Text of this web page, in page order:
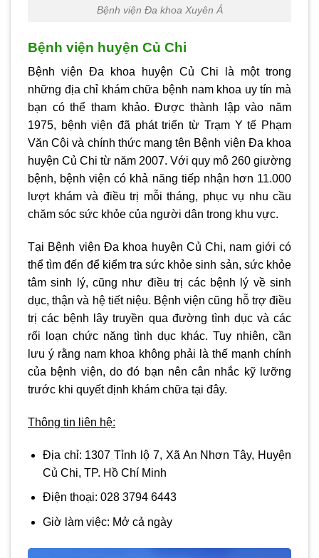
Bệnh viện Đa khoa Xuyên Á
Bệnh viện huyện Củ Chi
Bệnh viện Đa khoa huyện Củ Chi là một trong
những địa chỉ khám chữa bệnh nam khoa uy tín mà
bạn có thể tham khảo. Được thành lập vào năm
1975, bệnh viện đã phát triển từ Trạm Y tế Phạm
Văn Cội và chính thức mang tên Bệnh viện Đa khoa
huyện Củ Chi từ năm 2007. Với quy mô 260 giường
bệnh, bệnh viện có khả năng tiếp nhận hơn 11.000
lượt khám và điều trị mỗi tháng, phục vụ nhu cầu
chăm sóc sức khỏe của người dân trong khu vực.
Tại Bệnh viện Đa khoa huyện Củ Chi, nam giới có
thể tìm đến để kiểm tra sức khỏe sinh sản, sức khỏe
tâm sinh lý, cũng như điều trị các bệnh lý về sinh
dục, thận và hệ tiết niệu. Bệnh viện cũng hỗ trợ điều
trị các bệnh lây truyền qua đường tình dục và các
rối loạn chức năng tình dục khác. Tuy nhiên, cần
lưu ý rằng nam khoa không phải là thế mạnh chính
của bệnh viện, do đó bạn nên cân nhắc kỹ lưỡng
trước khi quyết định khám chữa tại đây.
Thông tin liên hệ:
Địa chỉ: 1307 Tỉnh lộ 7, Xã An Nhơn Tây, Huyện
Củ Chi, TP. Hồ Chí Minh
Điện thoại: 028 3794 6443
Giờ làm việc: Mở cả ngày